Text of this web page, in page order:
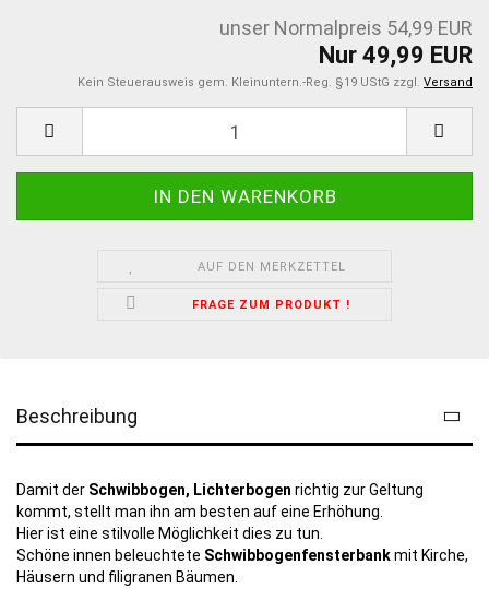
unser Normalpreis 54,99 EUR
Nur 49,99 EUR
Kein Steuerausweis gem. Kleinuntern.-Reg. §19 UStG zzgl. Versand
AUF DEN MERKZETTEL
FRAGE ZUM PRODUKT !
Beschreibung
Damit der Schwibbogen, Lichterbogen richtig zur Geltung
kommt, stellt man ihn am besten auf eine Erhöhung.
Hier ist eine stilvolle Möglichkeit dies zu tun.
Schöne innen beleuchtete Schwibbogenfensterbankmit Kirche,
Häusern und filigranen Bäumen.